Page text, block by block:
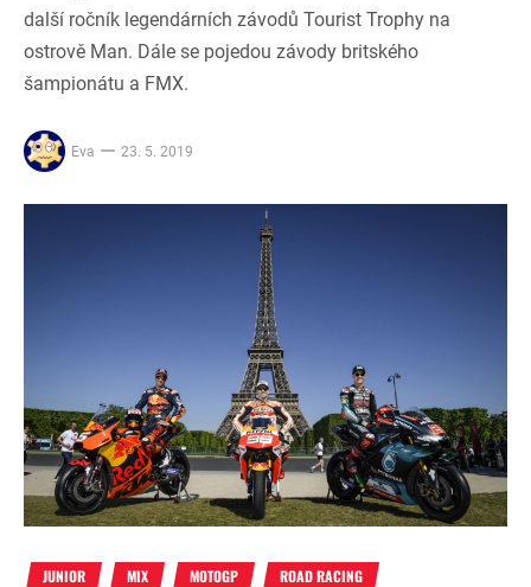
další ročník legendárních závodů Tourist Trophy na
ostrově Man. Dále se pojedou závody britského
šampionátu a FMX.
Eva 23. 5. 2019
JUNIOR MIX MOTOGP ROAD RACING